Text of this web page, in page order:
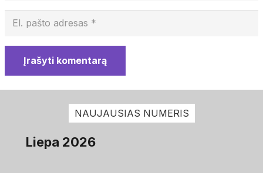
Įrašyti komentarą
NAUJAUSIAS NUMERIS
Liepa 2026